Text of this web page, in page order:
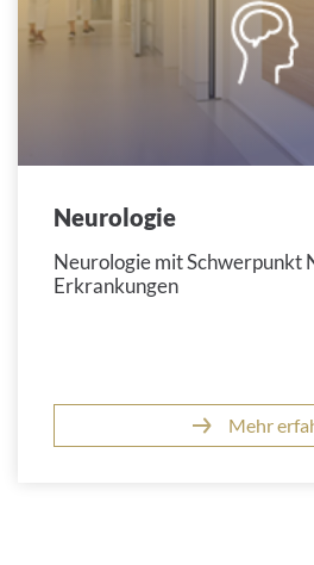
Neurologie
Neurologie mit Schwerpunkt
Erkrankungen
Mehr